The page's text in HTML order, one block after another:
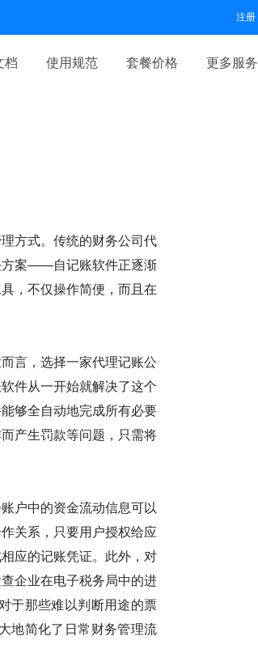
注册
档 使用规范 套餐价格 更多服务
方式。传统的财务公司代
方案——自记账软件正逐渐
，不仅操作简便，而且在
言，选择一家代理记账公
件从一开始就解决了这个
够全自动地完成所有必要
产生罚款等问题，只需将
户中的资金流动信息可以
关系，只要用户授权给应
应的记账凭证。此外，对
企业在电子税务局中的进
于那些难以判断用途的票
地简化了日常财务管理流